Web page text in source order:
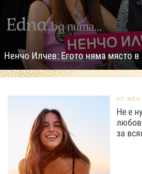
Ненчо Илчев: Егото няма място в
ОТ
Не е
за